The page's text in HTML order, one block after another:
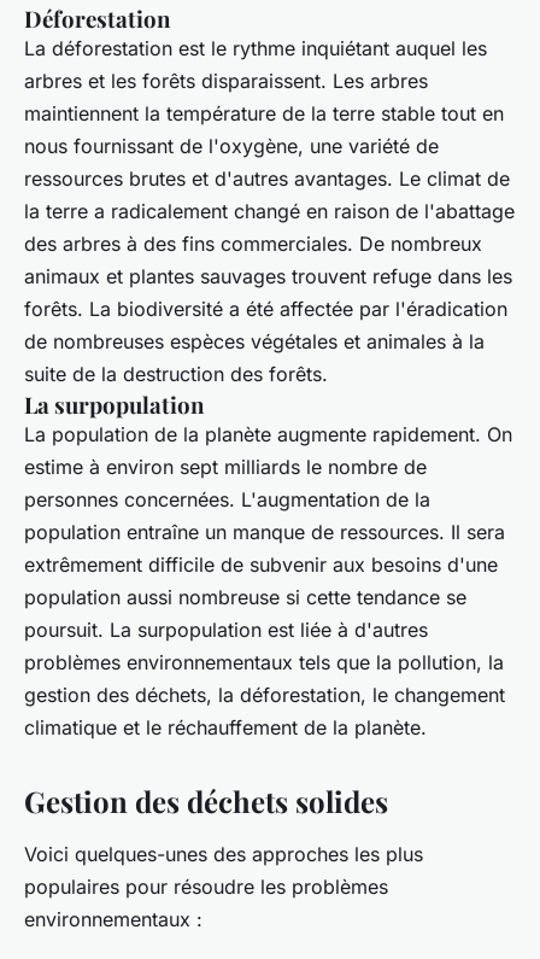
Déforestation
La déforestation est le rythme inquiétant auquel les
arbres et les forêts disparaissent. Les arbres
maintiennent la température de la terre stable tout en
nous fournissant de l'oxygène, une variété de
ressources brutes et d'autres avantages. Le climat de
la terre a radicalement changé en raison de l'abattage
des arbres à des fins commerciales. De nombreux
animaux et plantes sauvages trouvent refuge dans les
forêts. La biodiversité a été affectée par l'éradication
de nombreuses espèces végétales et animales à la
suite de la destruction des forêts.
La surpopulation
La population de la planète augmente rapidement. On
estime à environ sept milliards le nombre de
personnes concernées. L'augmentation de la
population entraîne un manque de ressources. Il sera
extrêmement difficile de subvenir aux besoins d'une
population aussi nombreuse si cette tendance se
poursuit. La surpopulation est liée à d'autres
problèmes environnementaux tels que la pollution, la
gestion des déchets, la déforestation, le changement
climatique et le réchauffement de la planète.
Gestion des déchets solides
Voici quelques-unes des approches les plus
populaires pour résoudre les problèmes
environnementaux :